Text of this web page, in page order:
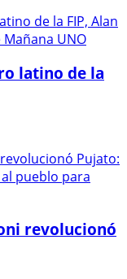
latino de la
revolucionó